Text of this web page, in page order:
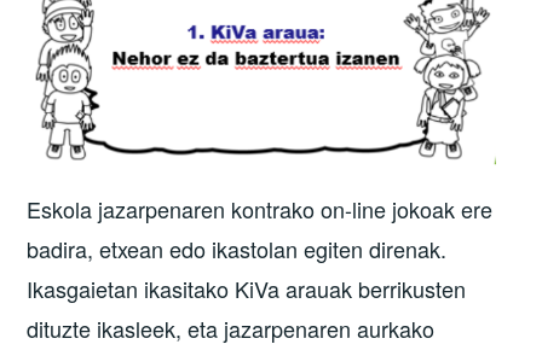
Eskola jazarpenaren kontrako on-line jokoak ere
badira, etxean edo ikastolan egiten direnak.
Ikasgaietan ikasitako KiVa arauak berrikusten
dituzte ikasleek, eta jazarpenaren aurkako